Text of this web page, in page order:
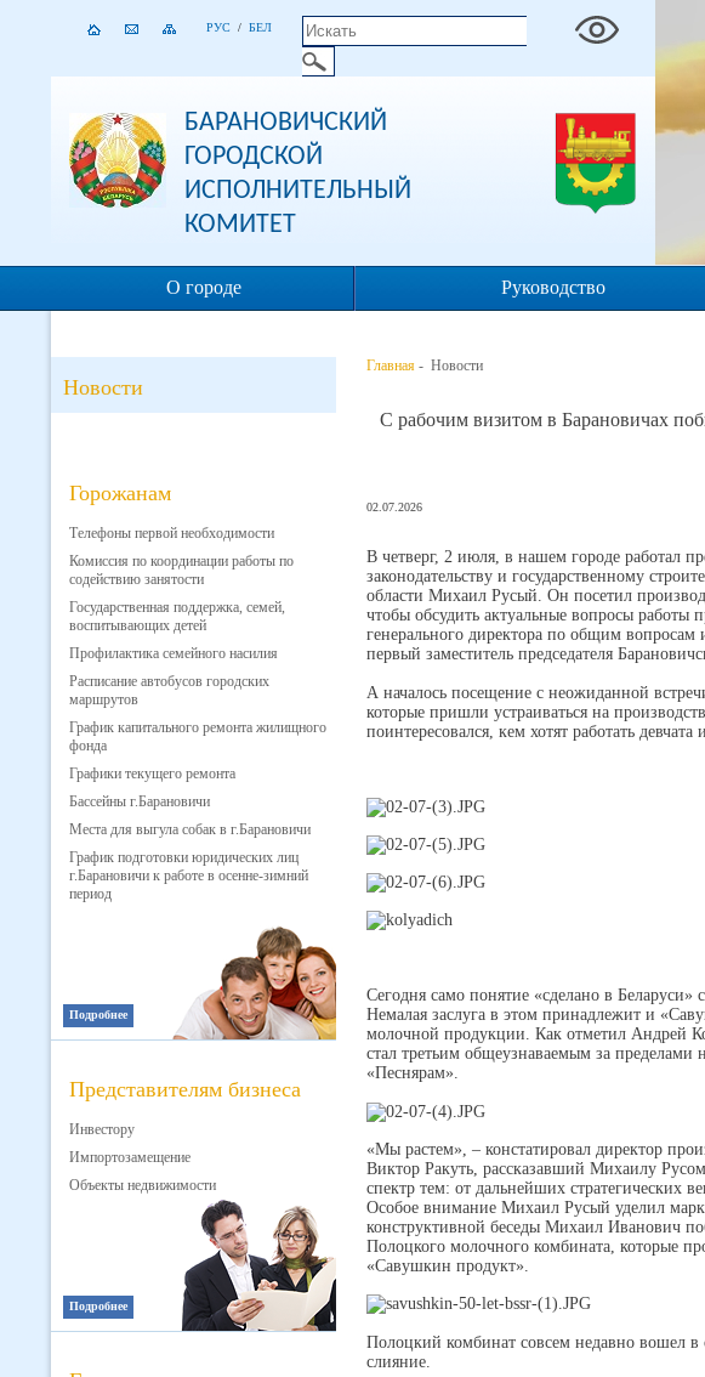
РУС / БЕЛ
БАРАНОВИЧСКИЙ
ГОРОДСКОЙ
ИСПОЛНИТЕЛЬНЫЙ
КОМИТЕТ
О городе Руководство
Новости
Горожанам
Телефоны первой необходимости
Комиссия по координации работы по
содействию занятости
Государственная поддержка, семей,
воспитывающих детей
Профилактика семейного насилия
Расписание автобусов городских
маршрутов
График капитального ремонта жилищного
фонда
Графики текущего ремонта
Бассейны г.Барановичи
Места для выгула собак в г.Барановичи
График подготовки юридических лиц
г.Барановичи к работе в осенне-зимний
период
Подробнее
Представителям бизнеса
Инвестору
Импортозамещение
Объекты недвижимости
Подробнее
Главная - Новости
С рабочим визитом в Барановичах
02.07.2026
В четверг, 2 июля, в нашем городе работал
законодательству и государственному
области Михаил Русый. Он посетил
чтобы обсудить актуальные вопросы работы
генерального директора по общим
первый заместитель председателя
А началось посещение с неожиданной
которые пришли устраиваться на
поинтересовался, кем хотят работать
Сегодня само понятие «сделано в
Немалая заслуга в этом принадлежит и
молочной продукции. Как отметил Андрей
стал третьим общеузнаваемым за
«Песнярам».
«Мы растем», – констатировал директор
Виктор Ракуть, рассказавший Михаилу
спектр тем: от дальнейших стратегических
Особое внимание Михаил Русый уделил
конструктивной беседы Михаил Иванович
Полоцкого молочного комбината, которые
«Савушкин продукт».
Полоцкий комбинат совсем недавно вошел в
слияние.